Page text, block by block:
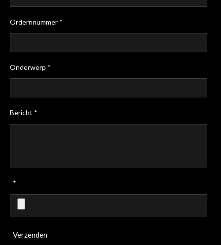
Ordernnummer *
Onderwerp *
Bericht *
*
Verzenden